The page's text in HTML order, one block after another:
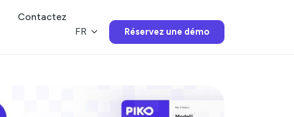
Contactez
FR
Réservez une démo